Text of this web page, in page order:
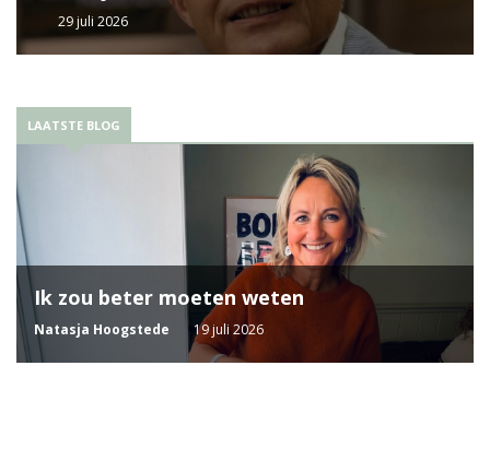
29 juli 2026
LAATSTE BLOG
Ik zou beter moeten weten
Natasja Hoogstede 19 juli 2026